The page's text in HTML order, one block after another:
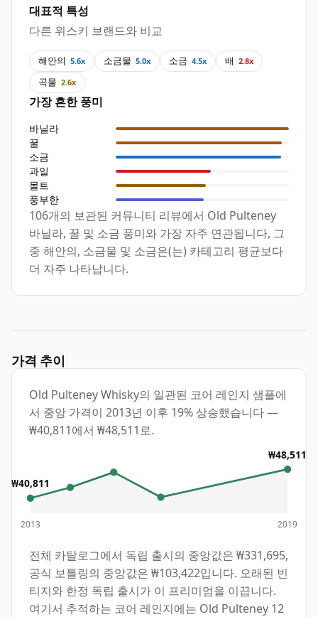
대표적 특성
다른 위스키 브랜드와 비교
해안의 5.6x 소금물 5.0x 소금 4.5x 배 2.8x
곡물 2.6x
가장 흔한 풍미
바닐라
꿀
소금
과일
몰트
풍부한
106개의 보관된 커뮤니티 리뷰에서 Old Pulteney
바닐라, 꿀 및 소금 풍미와 가장 자주 연관됩니다, 그
중 해안의, 소금물 및 소금은(는) 카테고리 평균보다
더 자주 나타납니다.
가격 추이
Old Pulteney Whisky의 일관된 코어 레인지 샘플에
서 중앙 가격이 2013년 이후 19% 상승했습니다 —
₩40,811에서 ₩48,511로.
₩40,811
2013
₩48,511
2019
전체 카탈로그에서 독립 출시의 중앙값은 ₩331,695,
공식 보틀링의 중앙값은 ₩103,422입니다. 오래된 빈
티지와 한정 독립 출시가 이 프리미엄을 이끕니다.
여기서 추적하는 코어 레인지에는 Old Pulteney 12